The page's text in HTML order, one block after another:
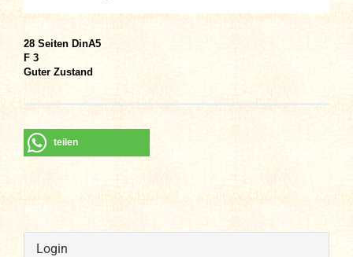
28 Seiten DinA5
F 3
Guter Zustand
teilen
Login